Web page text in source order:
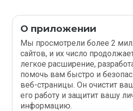
О приложении
Мы просмотрели более 2
сайтов, и их число
легкое расширение,
помочь вам быстро и
веб-страницы. Он очистит
его работу и защитит вашу
информацию.